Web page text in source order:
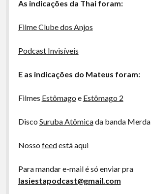
As indicações da Thai foram:
Filme Clube dos Anjos
Podcast Invisíveis
E as indicações do Mateus foram:
Filmes Estômago e Estômago 2
Disco Suruba Atômicada banda Merda
Nosso feedestá aqui
Para mandar e-mail é só enviar pra
lasiestapodcast@gmail.com